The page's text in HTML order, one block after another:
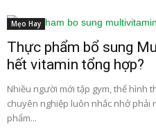
Mẹo Hay
Thực phẩm bổ sung
hết vitamin tổng hợp?
Nhiều người mới tập gym, thể hình
chuyên nghiệp luôn nhắc nhở
phẩm...